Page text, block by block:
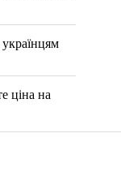
ціна на